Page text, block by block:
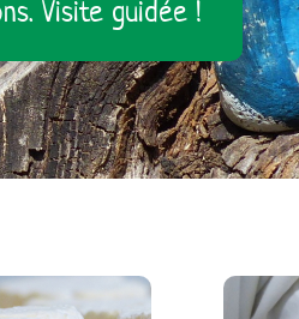
Visite guidée !